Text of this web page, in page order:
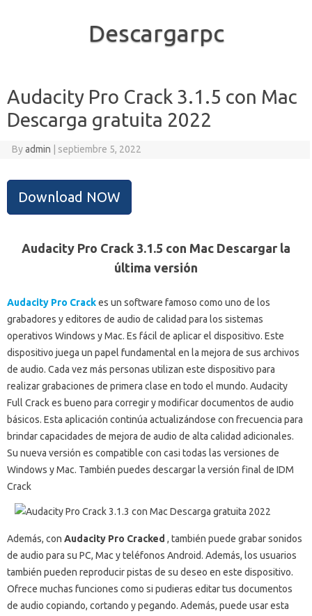
Descargarpc
Audacity Pro Crack 3.1.5 con Mac
Descarga gratuita 2022
Byadmin septiembre 5, 2022
Download NOW
Audacity Pro Crack 3.1.5 con Mac Descargar la
última versión
Audacity Pro Crackes un software famoso como uno de los
grabadores y editores de audio de calidad para los sistemas
operativos Windows y Mac. Es fácil de aplicar el dispositivo. Este
dispositivo juega un papel fundamental en la mejora de sus archivos
de audio. Cada vez más personas utilizan este dispositivo para
realizar grabaciones de primera clase en todo el mundo. Audacity
Full Crack es bueno para corregir y modificar documentos de audio
básicos. Esta aplicación continúa actualizándose con frecuencia para
brindar capacidades de mejora de audio de alta calidad adicionales.
Su nueva versión es compatible con casi todas las versiones de
Windows y Mac. También puedes descargar la versión final de IDM
Crack
Además, con Audacity Pro Cracked , también puede grabar sonidos
de audio para su PC, Mac y teléfonos Android. Además, los usuarios
también pueden reproducir pistas de su deseo en este dispositivo.
Ofrece muchas funciones como si pudieras editar tus documentos
de audio copiando, cortando y pegando. Además, puede usar esta